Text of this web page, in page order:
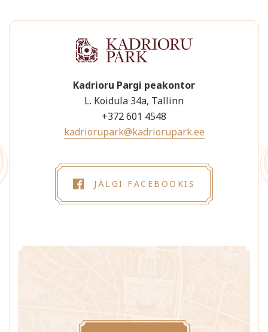
Kadrioru Pargi peakontor
L. Koidula 34a, Tallinn
+372 601 4548
kadriorupark@kadriorupark.ee
JÄLGI FACEBOOKIS